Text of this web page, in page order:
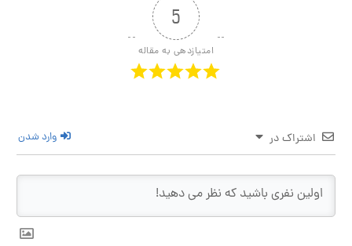
امتیازدهی به مقاله
اشتراک در وارد شدن